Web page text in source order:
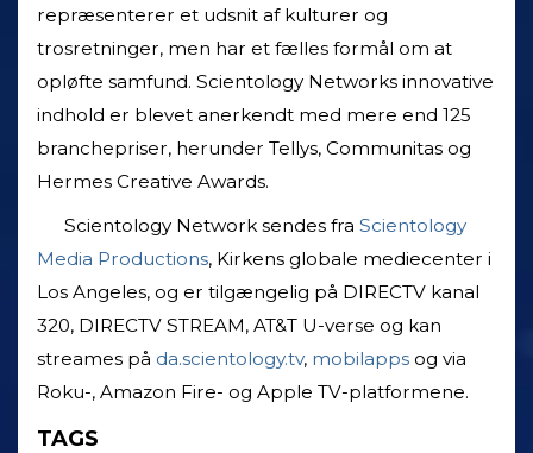
repræsenterer et udsnit af kulturer og
trosretninger, men har et fælles formål om at
opløfte samfund. Scientology Networks innovative
indhold er blevet anerkendt med mere end 125
branchepriser, herunder Tellys, Communitas og
Hermes Creative Awards.
Scientology Network sendes fra Scientology
Media Productions, Kirkens globale mediecenter i
Los Angeles, og er tilgængelig på DIRECTV kanal
320, DIRECTV STREAM, AT&T U-verse og kan
streames på da.scientology.tv, mobilapps og via
Roku-, Amazon Fire- og Apple TV-platformene.
TAGS